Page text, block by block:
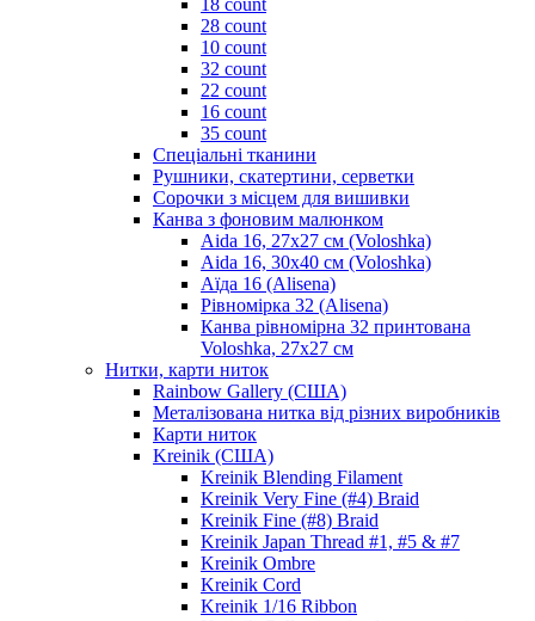
28 count
10 count
32 count
22 count
16 count
35 count
Спеціальні тканини
Рушники, скатертини, серветки
Сорочки з місцем для вишивки
Канва з фоновим малюнком
Aida 16, 27х27 см (Voloshka)
Aida 16, 30х40 см (Voloshka)
Аїда 16 (Alisena)
Рівномірка 32 (Alisena)
Канва рівномірна 32 принтована
Voloshka, 27х27 см
Нитки, карти ниток
Rainbow Gallery (США)
Металізована нитка від різних виробників
Карти ниток
Kreinik (США)
Kreinik Blending Filament
Kreinik Very Fine (#4) Braid
Kreinik Fine (#8) Braid
Kreinik Japan Thread #1, #5 & #7
Kreinik Ombre
Kreinik Cord
Kreinik 1/16 Ribbon